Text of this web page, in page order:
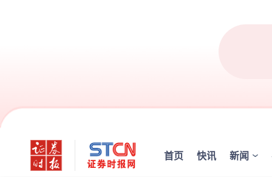
首页 快讯 新闻